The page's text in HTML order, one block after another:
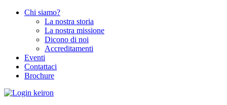
Chi siamo?
La nostra storia
La nostra missione
Dicono di noi
Accreditamenti
Eventi
Contattaci
Brochure